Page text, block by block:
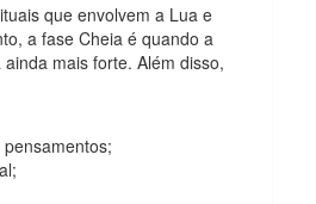
que envolvem a Lua e
a fase Cheia é quando a
mais forte. Além disso,